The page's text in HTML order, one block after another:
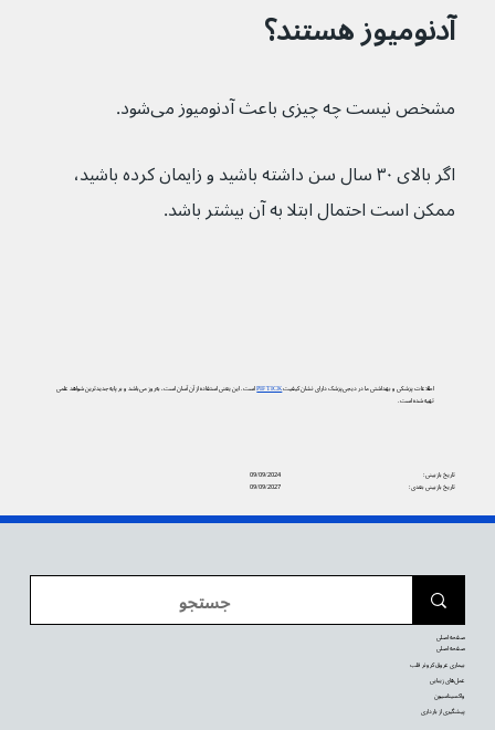
آدنومیوز هستند؟
مشخص نیست چه چیزی باعث آدنومیوز می‌شود.
اگر بالای ۳۰ سال سن داشته باشید و زایمان کرده باشید،
ممکن است احتمال ابتلا به آن بیشتر باشد.
اطلاعات پزشکی و بهداشتی ما در دیجی‌پزشک دارای نشان کیفیتPIF TICKاست. این یعنی استفاده از آن آسان است، به‌روز می‌باشد و بر پایه جدیدترین شواهد علمی
تهیه شده است.
09/09/2024
تاریخ بازبینی:
09/09/2027
تاریخ بازبینی بعدی:
صفحه اصلی
صفحه اصلی
بیماری عروق کرونر قلب
عمل‌های زیبایی
واکسیناسیون
پیشگیری از بارداری